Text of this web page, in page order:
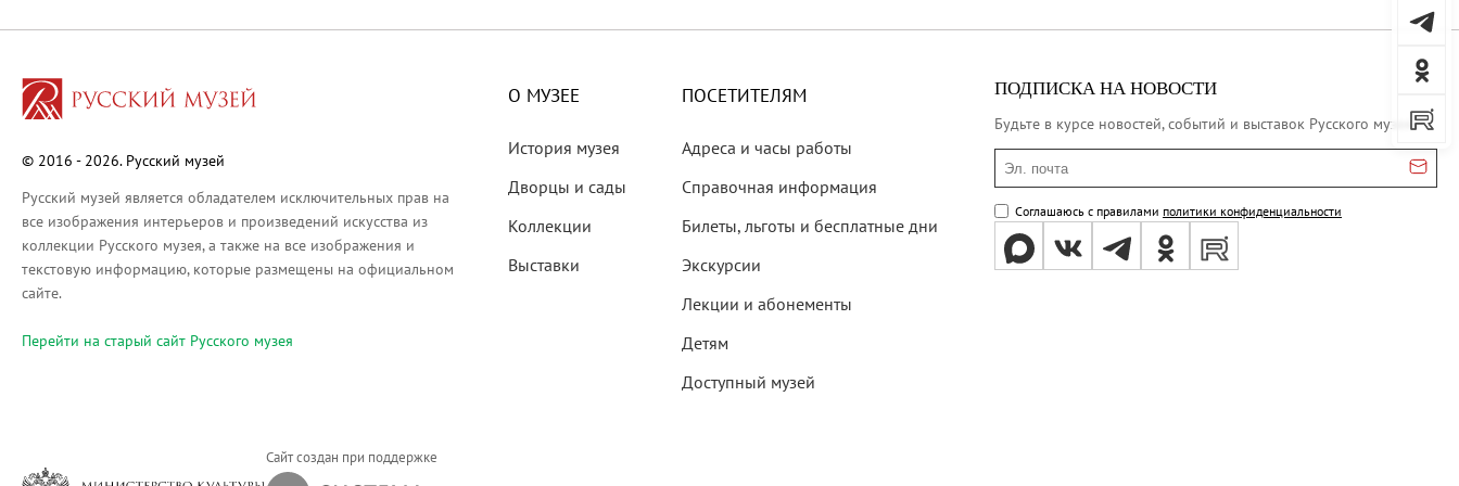
Русское искусство второй половины XIX века
Будущие выставки
Садко
Михаил Нестеров
Архив выставок
Степан Эрьзя – скульптор мира. К 150-летию со дня рождения
© 2016 - 2026. Русский музей
Русский музей является обладателем исключительных прав на
все изображения интерьеров и произведений искусства из
коллекции Русского музея, а также на все изображения и
текстовую информацию, которые размещены на официальном
сайте.
Перейти на cтарый сайт Русского музея
О МУЗЕЕ
История музея
Дворцы и сады
Коллекции
Выставки
ПОСЕТИТЕЛЯМ
Адреса и часы работы
Справочная информация
Билеты, льготы и бесплатные дни
Экскурсии
Лекции и абонементы
Детям
Доступный музей
ПОДПИСКА НА НОВОСТИ
Будьте в курсе новостей, событий и выставок Русского музея
Эл. почта
Соглашаюсь с правилами политики конфиденциальности
Сайт создан при поддержке